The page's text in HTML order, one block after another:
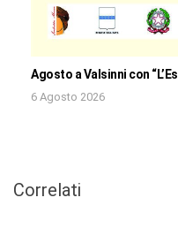
Agosto a Valsinni con
6 Agosto 2026
Correlati